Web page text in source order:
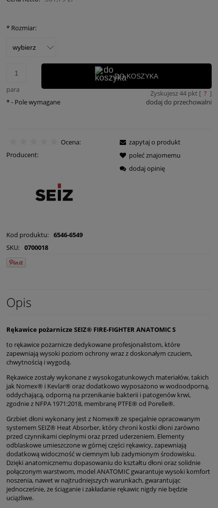
* Rozmiar:
para
DO KOSZYKA
Zyskujesz44pkt [ ? ]
dodaj do przechowalni
*- Pole wymagane
Ocena:
Producent:
Kod produktu: 6546-6549
SKU: 0700018
zapytaj o produkt
poleć znajomemu
dodaj opinię
Opis
Rękawice pożarnicze SEIZ® FIRE-FIGHTER ANATOMIC S
to rękawice pożarnicze dedykowane profesjonalistom, które
zapewniają wysoki poziom ochrony wraz z doskonałym czuciem,
chwytnością i wygodą.
Rękawice zostały wykonane z wysokogatunkowych materiałów, takich
jak Nomex® i Kevlar® oraz dodatkowo wyposażono w wodoodporną,
oddychającą, odporną na przenikanie bakterii i patogenów krwi,
zgodnie z NFPA 1971:2018, membranę PTFE® od Porelle®.
Grzbiet dłoni wykonany jest z Nomex® ze specjalnie opracowanym
systemem SEIZ® Heat Absorber, który chroni kostki dłoni zarówno
przed czynnikami cieplnymi oraz przed uderzeniem. Elementy
odblaskowe umieszczone w górnej części rękawicy, zapewniają
dodatkową widoczność w ciemnym lub zadymionym środowisku.
Dzięki anatomicznemu dopasowaniu do kształtu dłoni oraz solidnie
połączonym warstwom, model ANATOMIC gwarantuje wysoki komfort
noszenia, nawet w najtrudniejszych warunkach, gwarantując
jednocześnie, że ściąganie i zakładanie rękawic nigdy nie będzie
uciążliwe.